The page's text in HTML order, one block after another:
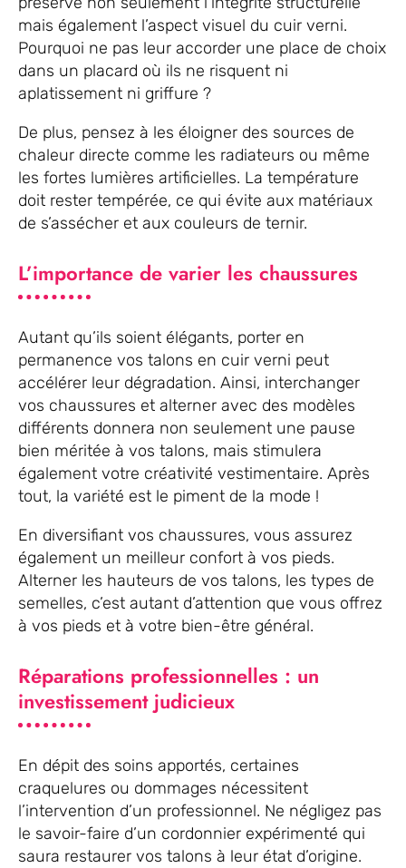
mais également l’aspect visuel du cuir verni.
Pourquoi ne pas leur accorder une place de choix
dans un placard où ils ne risquent ni
aplatissement ni griffure ?
De plus, pensez à les éloigner des sources de
chaleur directe comme les radiateurs ou même
les fortes lumières artificielles. La température
doit rester tempérée, ce qui évite aux matériaux
de s’assécher et aux couleurs de ternir.
L’importance de varier les chaussures
Autant qu’ils soient élégants, porter en
permanence vos talons en cuir verni peut
accélérer leur dégradation. Ainsi, interchanger
vos chaussures et alterner avec des modèles
différents donnera non seulement une pause
bien méritée à vos talons, mais stimulera
également votre créativité vestimentaire. Après
tout, la variété est le piment de la mode !
En diversifiant vos chaussures, vous assurez
également un meilleur confort à vos pieds.
Alterner les hauteurs de vos talons, les types de
semelles, c’est autant d’attention que vous offrez
à vos pieds et à votre bien-être général.
Réparations professionnelles : un
investissement judicieux
En dépit des soins apportés, certaines
craquelures ou dommages nécessitent
l’intervention d’un professionnel. Ne négligez pas
le savoir-faire d’un cordonnier expérimenté qui
saura restaurer vos talons à leur état d’origine.